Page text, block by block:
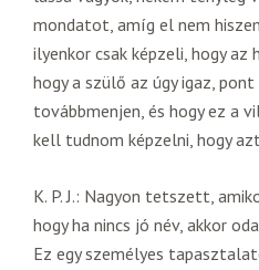
mondatot, amíg el nem
ilyenkor csak képzeli, hogy
hogy a szülő az úgy igaz,
továbbmenjen, és hogy ez a
kell tudnom képzelni, hogy
K. P. J.: Nagyon tetszett,
hogy ha nincs jó név, akkor
Ez egy személyes